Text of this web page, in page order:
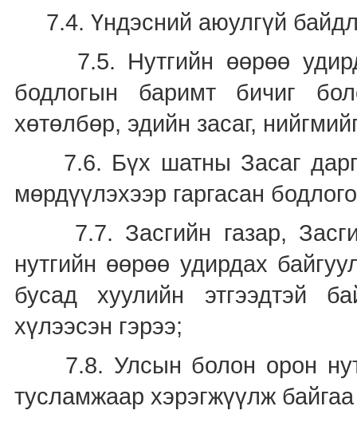
7.4. Үндэсний аюулгүй
7.5. Нутгийн өөрөө
бодлогын баримт бичиг
хөтөлбөр, эдийн засаг,
7.6. Бүх шатны Засаг
мөрдүүлэхээр гаргасан
7.7. Засгийн газар,
нутгийн өөрөө удирдах
бусад хуулийн этгээдтэй
хүлээсэн гэрээ;
7.8. Улсын болон орон
тусламжаар хэрэгжүүлж